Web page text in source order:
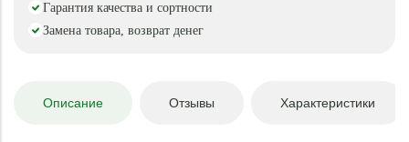
Гарантия качества и сортности
Замена товара, возврат денег
Описание Отзывы Характеристики